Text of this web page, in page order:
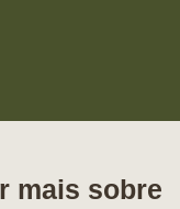
mais sobre